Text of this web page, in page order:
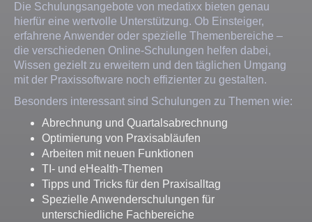
Die Schulungsangebote von medatixx bieten genau
hierfür eine wertvolle Unterstützung. Ob Einsteiger,
erfahrene Anwender oder spezielle Themenbereiche –
die verschiedenen Online-Schulungen helfen dabei,
Wissen gezielt zu erweitern und den täglichen Umgang
mit der Praxissoftware noch effizienter zu gestalten.
Besonders interessant sind Schulungen zu Themen wie:
Abrechnung und Quartalsabrechnung
Optimierung von Praxisabläufen
Arbeiten mit neuen Funktionen
TI- und eHealth-Themen
Tipps und Tricks für den Praxisalltag
Spezielle Anwenderschulungen für
unterschiedliche Fachbereiche